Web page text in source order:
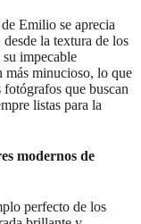
Emilio se aprecia
la textura de los
su impecable
más minucioso, lo que
que buscan
listas para la
modernos de
perfecto de los